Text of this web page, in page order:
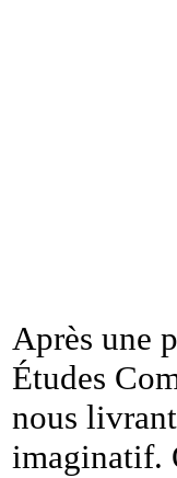
Après une
Études
nous
imaginatif.